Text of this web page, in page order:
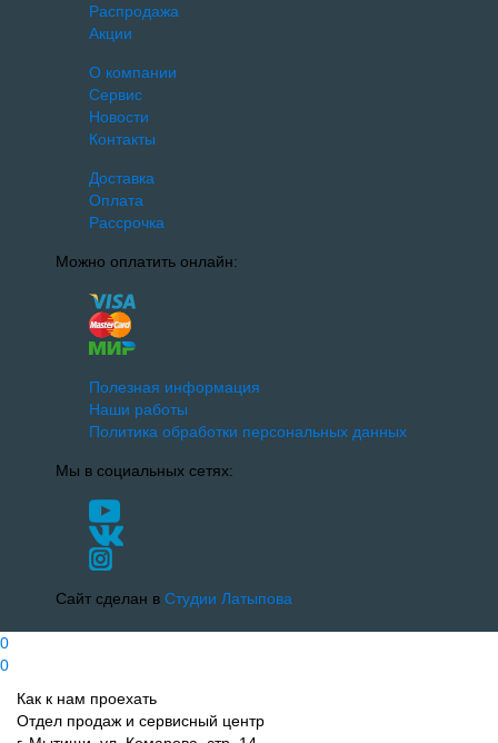
Распродажа
Акции
О компании
Сервис
Новости
Контакты
Доставка
Оплата
Рассрочка
Можно оплатить онлайн:
Полезная информация
Наши работы
Политика обработки персональных данных
Мы в социальных сетях:
Сайт сделан в Студии Латыпова
0
0
Как к нам проехать
Отдел продаж и сервисный центр